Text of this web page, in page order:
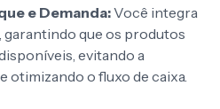
e Demanda:Você integra
garantindo que os produtos
evitando a
otimizando o fluxo de caixa.